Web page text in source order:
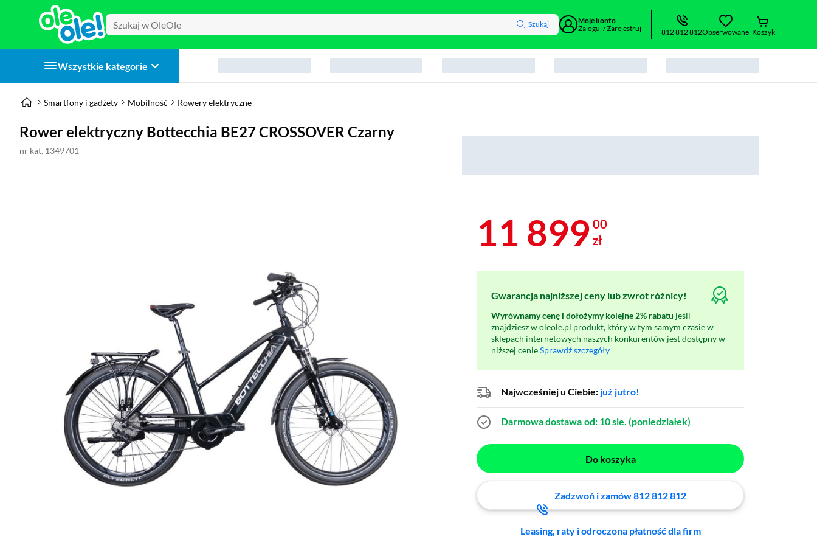
Szukaj
Moje konto
Zaloguj / Zarejestruj
812 812 812Obserwowane Koszyk
Wszystkie kategorie
Smartfony i gadżety Mobilność Rowery elektryczne
Rower elektryczny Bottecchia BE27 CROSSOVER Czarny
nr kat. 1349701
11 899 00
zł
Gwarancja najniższej ceny lub zwrot różnicy!
Wyrównamy cenę i dołożymy kolejne 2% rabatu jeśli
znajdziesz w oleole.pl produkt, który w tym samym czasie w
sklepach internetowych naszych konkurentów jest dostępny w
niższej cenieSprawdź szczegóły
Najwcześniej u Ciebie: już jutro!
Darmowa dostawa od: 10 sie. (poniedziałek)
Do koszyka
Zadzwoń i zamów 812 812 812
Leasing, raty i odroczona płatność dla firm